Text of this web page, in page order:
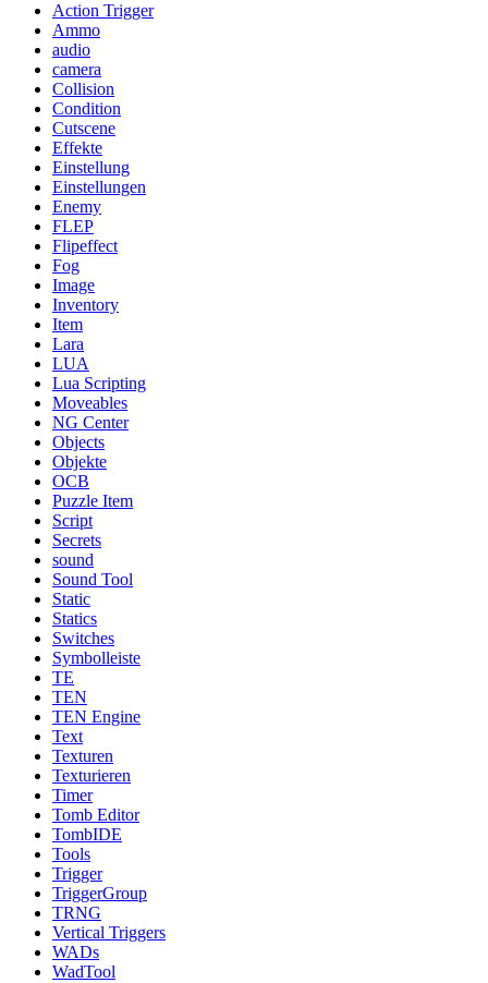
Action Trigger
Ammo
audio
camera
Collision
Condition
Cutscene
Effekte
Einstellung
Einstellungen
Enemy
FLEP
Flipeffect
Fog
Image
Inventory
Item
Lara
LUA
Lua Scripting
Moveables
NG Center
Objects
Objekte
OCB
Puzzle Item
Script
Secrets
sound
Sound Tool
Static
Statics
Switches
Symbolleiste
TE
TEN
TEN Engine
Text
Texturen
Texturieren
Timer
Tomb Editor
TombIDE
Tools
Trigger
TriggerGroup
TRNG
Vertical Triggers
WADs
WadTool